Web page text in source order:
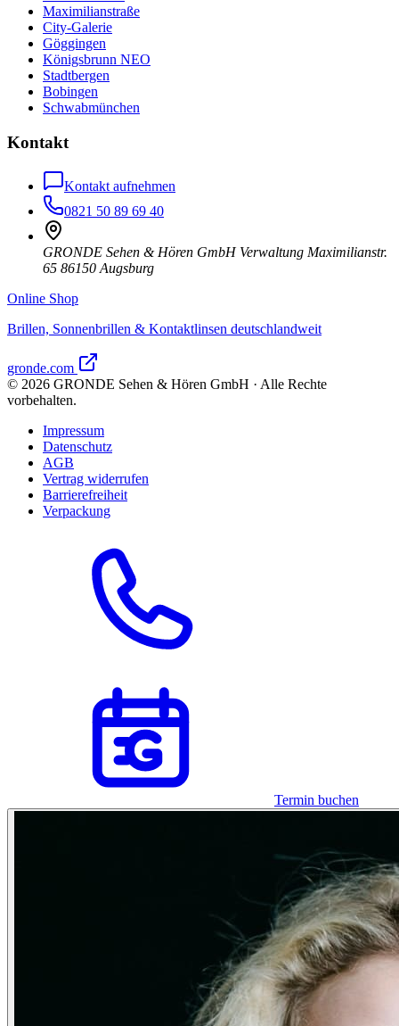
Maximilianstraße
City-Galerie
Göggingen
Königsbrunn NEO
Stadtbergen
Bobingen
Schwabmünchen
Kontakt
Kontakt aufnehmen
0821 50 89 69 40
GRONDE Sehen & Hören GmbH Verwaltung Maximilianstr.
65 86150 Augsburg
Online Shop
Brillen, Sonnenbrillen & Kontaktlinsen deutschlandweit
gronde.com
© 2026 GRONDE Sehen & Hören GmbH · Alle Rechte
vorbehalten.
Impressum
Datenschutz
AGB
Vertrag widerrufen
Barrierefreiheit
Verpackung
Termin buchen